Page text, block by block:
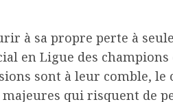
à sa propre perte à
en Ligue des champions
sont à leur comble, le
qui risquent de